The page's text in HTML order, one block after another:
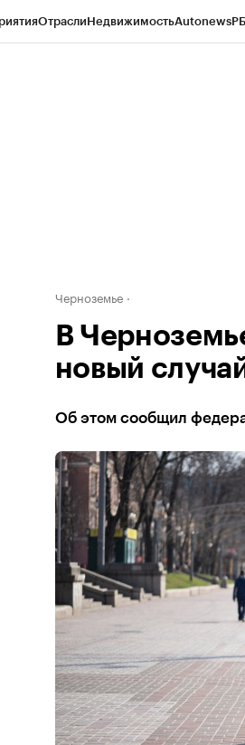
ОтраслиНедвижимостьAutonews
Черноземье
В
новый
Об этом сообщил